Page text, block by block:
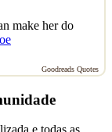
make her do
Goodreads Quotes